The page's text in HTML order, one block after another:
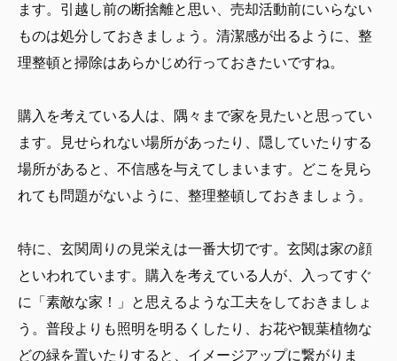
ます。引越し前の断捨離と思い、売却活動前にいらない
ものは処分しておきましょう。清潔感が出るように、整
理整頓と掃除はあらかじめ行っておきたいですね。
購入を考えている人は、隅々まで家を見たいと思ってい
ます。見せられない場所があったり、隠していたりする
場所があると、不信感を与えてしまいます。どこを見ら
れても問題がないように、整理整頓しておきましょう。
特に、玄関周りの見栄えは一番大切です。玄関は家の顔
といわれています。購入を考えている人が、入ってすぐ
に「素敵な家！」と思えるような工夫をしておきましょ
う。普段よりも照明を明るくしたり、お花や観葉植物な
どの緑を置いたりすると、イメージアップに繋がりま